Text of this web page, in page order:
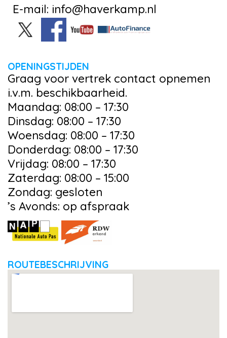
E-mail: info@haverkamp.nl
OPENINGSTIJDEN
Graag voor vertrek contact opnemen
i.v.m. beschikbaarheid.
Maandag: 08:00 – 17:30
Dinsdag: 08:00 – 17:30
Woensdag: 08:00 – 17:30
Donderdag: 08:00 – 17:30
Vrijdag: 08:00 – 17:30
Zaterdag: 08:00 – 15:00
Zondag: gesloten
’s Avonds: op afspraak
ROUTEBESCHRIJVING